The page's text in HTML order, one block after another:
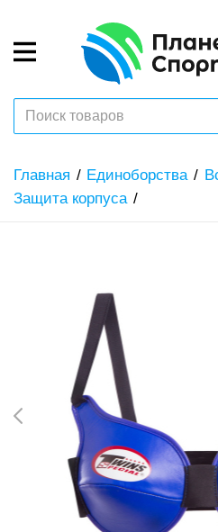
Главная Единоборства
Защита корпуса